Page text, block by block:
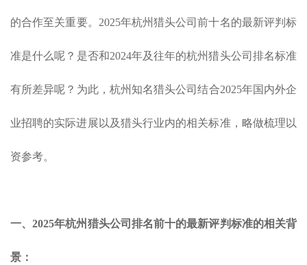
的合作至关重要。2025年杭州猎头公司前十名的最新评判标
准是什么呢？是否和2024年及往年的杭州猎头公司排名标准
有所差异呢？为此，杭州知名猎头公司结合2025年国内外企
业招聘的实际进展以及猎头行业内的相关标准，略做梳理以
资参考。
一、2025年杭州 猎头公司 排名前十的最新评判标准的相关背
景：